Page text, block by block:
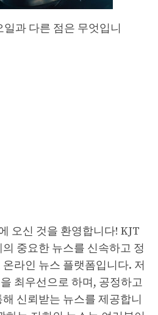
과 다른 점은 무엇입니
오신 것을 환영합니다! KJT
중요한 뉴스를 신속하고 정
라인 뉴스 플랫폼입니다. 저
최우선으로 하며, 공정하고
신뢰받는 뉴스를 제공합니